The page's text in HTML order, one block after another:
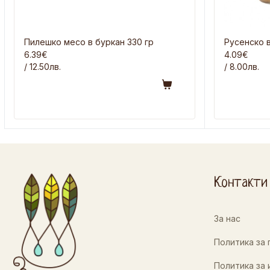
Пилешко месо в буркан 330 гр
6.39€
/ 12.50лв.
Русенско
4.09€
/ 8.00лв.
Контакти
За нас
Политика за
Политика за